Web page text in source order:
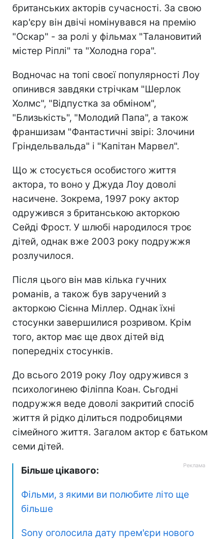
британських акторів сучасності. За свою
кар'єру він двічі номінувався на премію
"Оскар" - за ролі у фільмах "Талановитий
містер Ріплі" та "Холодна гора".
Водночас на топі своєї популярності Лоу
опинився завдяки стрічкам "Шерлок
Холмс", "Відпустка за обміном",
"Близькість", "Молодий Папа", а також
франшизам "Фантастичні звірі: Злочини
Гріндельвальда" і "Капітан Марвел".
Що ж стосується особистого життя
актора, то воно у Джуда Лоу доволі
насичене. Зокрема, 1997 року актор
одружився з британською акторкою
Сейді Фрост. У шлюбі народилося троє
дітей, однак вже 2003 року подружжя
розлучилося.
Після цього він мав кілька гучних
романів, а також був заручений з
акторкою Сієнна Міллер. Однак їхні
стосунки завершилися розривом. Крім
того, актор має ще двох дітей від
попередніх стосунків.
До всього 2019 року Лоу одружився з
психологинею Філіппа Коан. Сьгодні
подружжя веде доволі закритий спосіб
життя й рідко ділиться подробицями
сімейного життя. Загалом актор є батьком
семи дітей.
Більше цікавого:
Фільми, з якими ви полюбите літо ще
більше
Sony оголосила дату прем'єри нового